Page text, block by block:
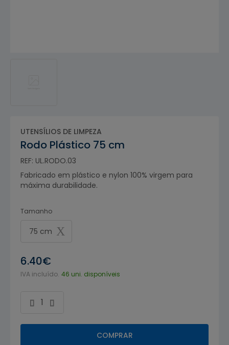
UTENSÍLIOS DE LIMPEZA
Rodo Plástico 75 cm
REF: UL.RODO.03
Fabricado em plástico e nylon 100% virgem para
máxima durabilidade.
Tamanho
75 cm
6.40€
IVA incluído. 46 uni. disponíveis
COMPRAR